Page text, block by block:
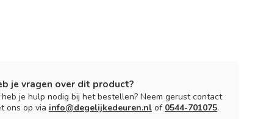
je vragen over dit product?
je hulp nodig bij het bestellen? Neem gerust contact
ons op via info@degelijkedeuren.nl of 0544-701075.